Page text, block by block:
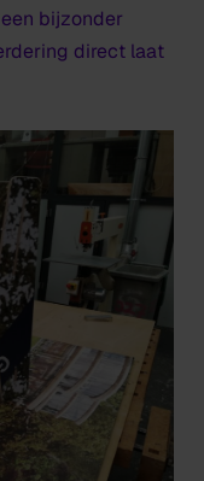
bijzonder
direct laat